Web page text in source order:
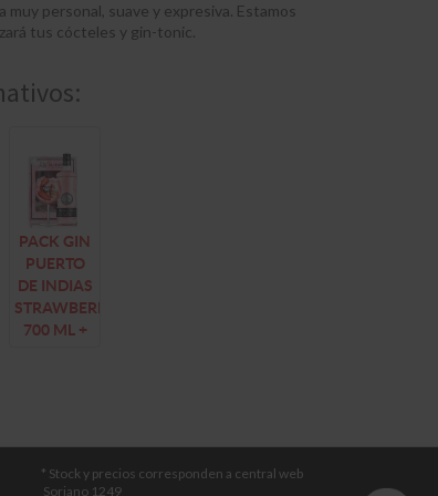
muy personal, suave y expresiva. Estamos
tus cócteles y gin-tonic.
PACK GIN
PUERTO
DE INDIAS
STRAWBERRY
700 ML +
* Stock y precios corresponden a central web
Soriano 1249